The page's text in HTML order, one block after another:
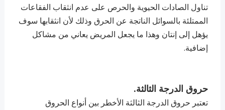
تناول الصادات الحيوية والحرص على عدم انثقاب الفقاعات
الممتلئة بالسوائل الناتجة عن الحرق وذلك لأن انثقابها سوف
يؤهل إلى إنتان وهذا ما يجعل المريض يعاني من مشاكل
إضافية.
حروق الدرجة الثالثة.
تعتبر حروق الدرجة الثالثة الأخطر بين أنواع الحروق